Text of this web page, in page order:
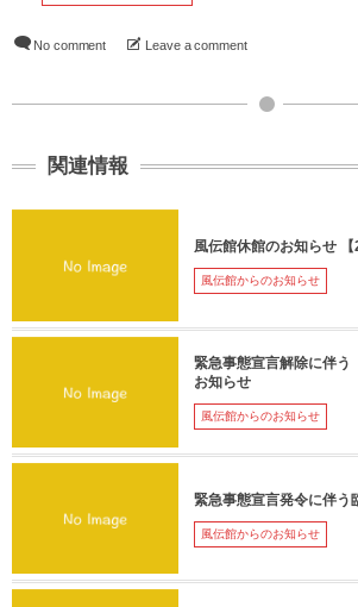
No comment Leave a comment
関連情報
風伝館休館のお知らせ 【
風伝館からのお知らせ
緊急事態宣言解除に伴う
お知らせ
風伝館からのお知らせ
緊急事態宣言発令に伴う
風伝館からのお知らせ